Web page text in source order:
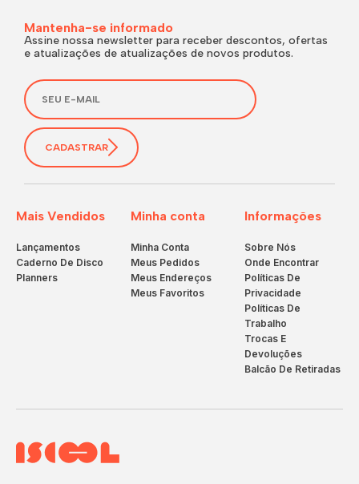
Mais Vendidos
Lançamentos
Caderno De Disco
Planners
Minha conta
Minha Conta
Meus Pedidos
Meus Endereços
Meus Favoritos
Informações
Sobre Nós
Onde Encontrar
Políticas De
Privacidade
Políticas De
Trabalho
Trocas E
Devoluções
Balcão De Retiradas
Mantenha-se informado
Assine nossa newsletter para receber descontos, ofertas
e atualizações de atualizações de novos produtos.
CADASTRAR